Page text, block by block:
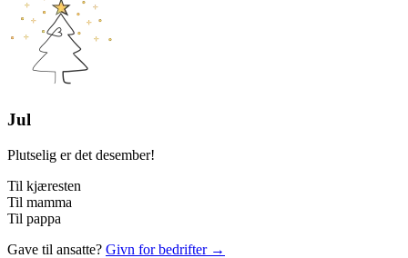
Jul
Plutselig er det desember!
Til kjæresten
Til mamma
Til pappa
Gave til ansatte? Givn for bedrifter →